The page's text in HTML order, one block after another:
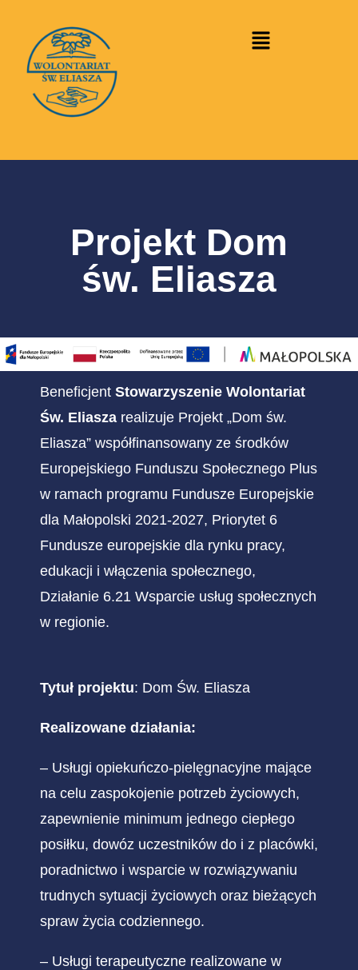
Projekt Dom
św. Eliasza
Beneficjent Stowarzyszenie Wolontariat
Św. Eliasza realizuje Projekt „Dom św.
Eliasza” współfinansowany ze środków
Europejskiego Funduszu Społecznego Plus
w ramach programu Fundusze Europejskie
dla Małopolski 2021-2027, Priorytet 6
Fundusze europejskie dla rynku pracy,
edukacji i włączenia społecznego,
Działanie 6.21 Wsparcie usług społecznych
w regionie.
Tytuł projektu: Dom Św. Eliasza
Realizowane działania:
– Usługi opiekuńczo-pielęgnacyjne mające
na celu zaspokojenie potrzeb życiowych,
zapewnienie minimum jednego ciepłego
posiłku, dowóz uczestników do i z placówki,
poradnictwo i wsparcie w rozwiązywaniu
trudnych sytuacji życiowych oraz bieżących
spraw życia codziennego.
– Usługi terapeutyczne realizowane w